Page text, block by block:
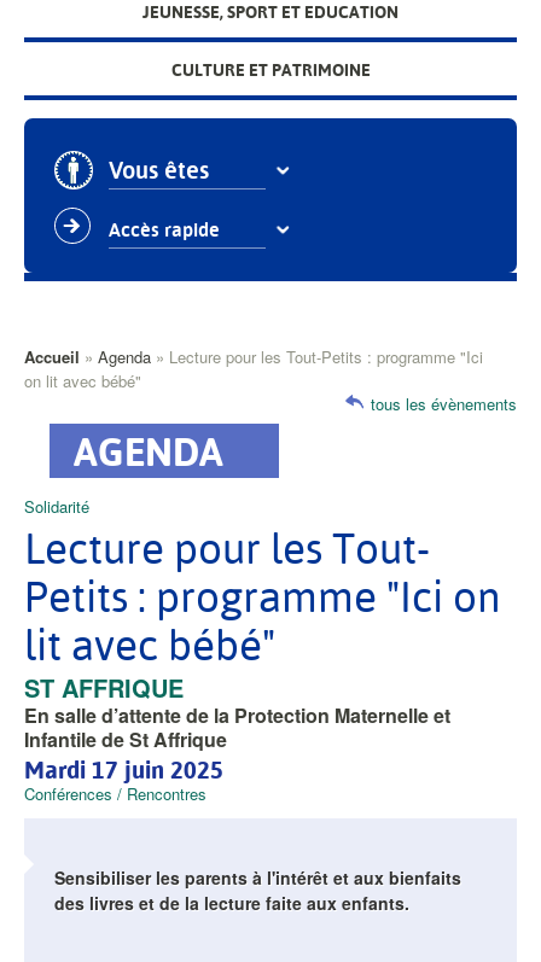
JEUNESSE, SPORT ET EDUCATION
CULTURE ET PATRIMOINE
Vous êtes
Accès rapide
Fil
d'Ariane
Accueil Agenda
Lecture pour les Tout-Petits : programme "Ici
on lit avec bébé"
tous les évènements
Catégorie
principale
Solidarité
Lecture pour les Tout-
Petits : programme "Ici on
lit avec bébé"
VILLE
ST AFFRIQUE
En salle d’attente de la Protection Maternelle et
Infantile de St Affrique
Mardi 17 juin 2025
Thématique
Conférences / Rencontres
Sensibiliser les parents à l'intérêt et aux bienfaits
des livres et de la lecture faite aux enfants.